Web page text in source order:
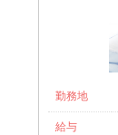
勤務地
給与